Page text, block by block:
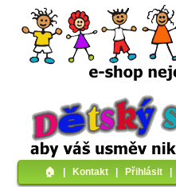
🏠︎ Kontakt Přihlásit